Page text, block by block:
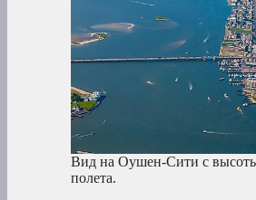
Вид на Оушен-Сити с
полета.